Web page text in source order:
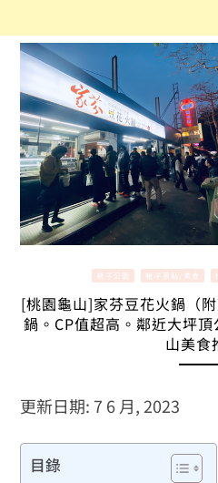
親子公園 親子景點/美食
[桃園龜山]家芬豆花火鍋（
鍋。CP值超高。鄰近大坪
山美食
更新日期: 7 6 月, 2023
目錄